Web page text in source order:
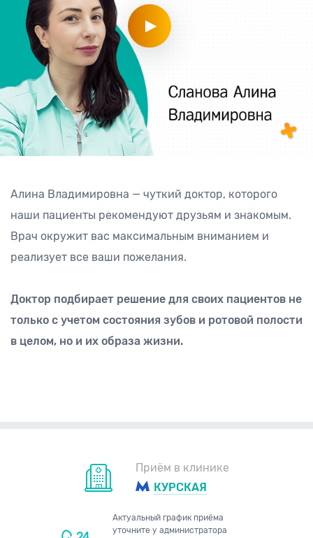
Алина Владимировна — чуткий доктор, которого
наши пациенты рекомендуют друзьям и знакомым.
Врач окружит вас максимальным вниманием и
реализует все ваши пожелания.
Доктор подбирает решение для своих пациентов не
только с учетом состояния зубов и ротовой полости
в целом, но и их образа жизни.
Приём в клинике
КУРСКАЯ
Актуальный график приёма
уточните у администратора